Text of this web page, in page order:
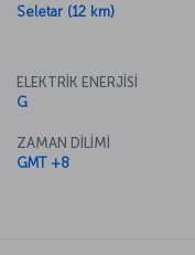
Seletar (12 km)
ELEKTRİK ENERJİSİ
G
ZAMAN DİLİMİ
GMT +8